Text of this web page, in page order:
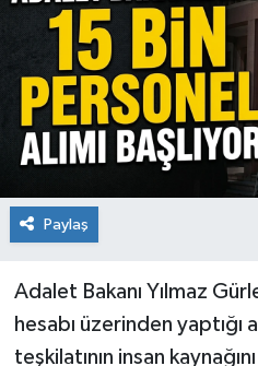
Paylaş
Adalet Bakanı Yılmaz
hesabı üzerinden yaptığı
teşkilatının insan
RESMİ İLANLAR
SAĞLIK
SİYASET
SOLHAN
YAYLADERE